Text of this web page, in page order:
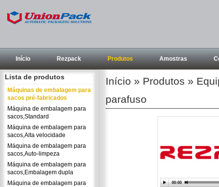
Início Rezpack Produtos Amostras
Lista de produtos
Máquinas de embalagem para
sacos pré-fabricados
Máquina de embalagem para
sacos,Standard
Máquina de embalagem para
sacos,Alta velocidade
Máquina de embalagem para
sacos,Auto-limpeza
Máquina de embalagem para
sacos,Embalagem dupla
Máquina de embalagem para
Início » Produtos »
parafuso